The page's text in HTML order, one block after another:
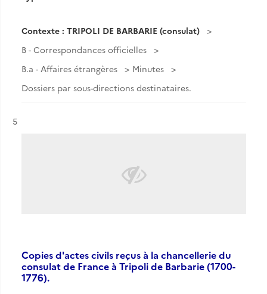
Contexte : TRIPOLI DE BARBARIE (consulat)
B - Correspondances officielles
B.a - Affaires étrangères
Minutes
Dossiers par sous-directions destinataires.
Résultat n°
5
Copies d'actes civils reçus à la chancellerie du
consulat de France à Tripoli de Barbarie (1700-
1776).